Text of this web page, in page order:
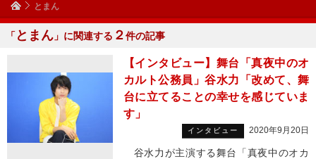
とまん
「 とまん 」に関連する ２件の記事
【インタビュー】舞台「真夜中のオ
カルト公務員」谷水力「改めて、舞
台に立てることの幸せを感じていま
す」
インタビュー 2020年9月20日
谷水力が主演する舞台「真夜中のオカ